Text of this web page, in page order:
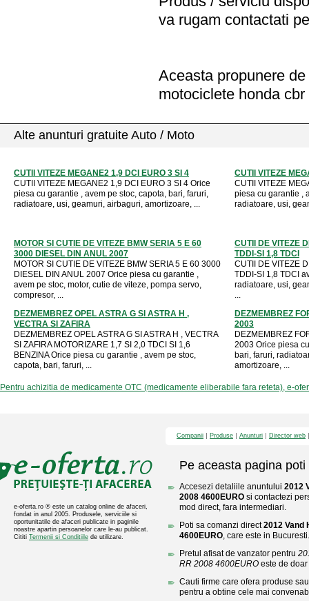
va rugam contactati
Aceasta propunere
motociclete honda
Alte anunturi gratuite Auto / Moto
CUTII VITEZE MEGANE2 1,9 DCI EURO 3 SI 4
CUTII VITEZE MEGANE2 1,9 DCI EURO 3 SI 4 Orice
piesa cu garantie , avem pe stoc, capota, bari, faruri,
radiatoare, usi, geamuri, airbaguri, amortizoare, ...
CUTII VITEZE
CUTII VITEZE
piesa cu garantie ,
radiatoare, usi,
MOTOR SI CUTIE DE VITEZE BMW SERIA 5 E 60
3000 DIESEL DIN ANUL 2007
MOTOR SI CUTIE DE VITEZE BMW SERIA 5 E 60 3000
DIESEL DIN ANUL 2007 Orice piesa cu garantie ,
avem pe stoc, motor, cutie de viteze, pompa servo,
compresor, ...
CUTII DE VITEZE
TDDI-SI 1,8 TDCI
CUTII DE VITEZE
TDDI-SI 1,8 TDCI
radiatoare, usi,
...
DEZMEMBREZ OPEL ASTRA G SI ASTRA H ,
VECTRA SI ZAFIRA
DEZMEMBREZ OPEL ASTRA G SI ASTRA H , VECTRA
SI ZAFIRA MOTORIZARE 1,7 SI 2,0 TDCI SI 1,6
BENZINA Orice piesa cu garantie , avem pe stoc,
capota, bari, faruri, ...
DEZMEMBREZ
2003
DEZMEMBREZ
2003 Orice piesa
bari, faruri,
amortizoare, ...
Pentru achizitia de medicamente OTC (medicamente eliberabile fara reteta), e-
e-oferta.ro ® este un catalog online de afaceri,
fondat in anul 2005. Produsele, serviciile si
oportunitatile de afaceri publicate in paginile
noastre apartin persoanelor care le-au publicat.
Cititi Termenii si Conditiile de utilizare.
Companii Produse Anunturi Director web
Pe aceasta pagina poti
Accesezi detaliile anuntului 2012
2008 4600EURO si contactezi
mod direct, fara intermediari.
Poti sa comanzi direct2012 Vand
4600EURO, care este in Bucuresti.
Pretul afisat de vanzator pentru
RR 2008 4600EURO este de
Cauti firme care ofera produse
pentru a obtine cele mai